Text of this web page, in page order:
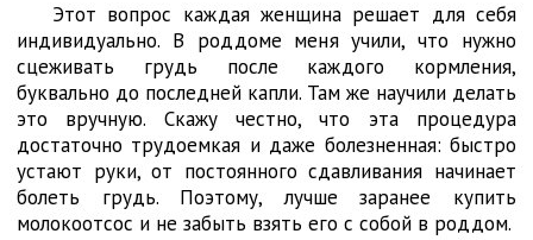
Этот вопрос каждая женщина решает для себя
индивидуально. В роддоме меня учили, что нужно
сцеживать грудь после каждого кормления,
буквально до последней капли. Там же научили делать
это вручную. Скажу честно, что эта процедура
достаточно трудоемкая и даже болезненная: быстро
устают руки, от постоянного сдавливания начинает
болеть грудь. Поэтому, лучше заранее купить
молокоотсос и не забыть взять его с собой в роддом.